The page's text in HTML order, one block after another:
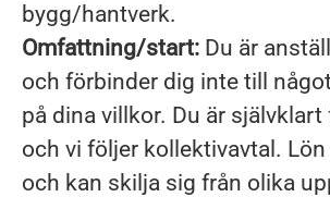
bygg/hantverk.
Omfattning/start: Du är
och förbinder dig inte till
på dina villkor. Du är självklart
och vi följer kollektivavtal.
och kan skilja sig från olika